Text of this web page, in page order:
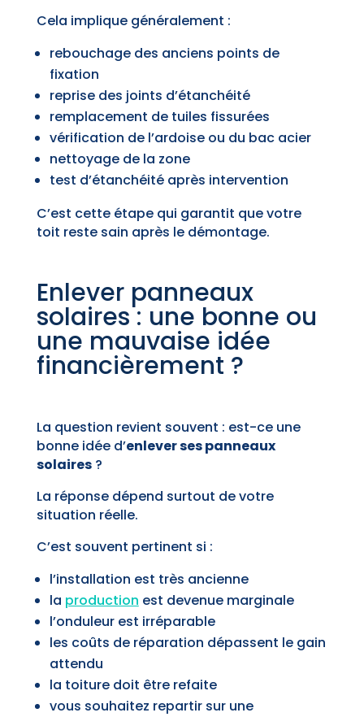
Cela implique généralement :
rebouchage des anciens points de
fixation
reprise des joints d’étanchéité
remplacement de tuiles fissurées
vérification de l’ardoise ou du bac acier
nettoyage de la zone
test d’étanchéité après intervention
C’est cette étape qui garantit que votre
toit reste sain après le démontage.
Enlever panneaux
solaires : une bonne ou
une mauvaise idée
financièrement ?
La question revient souvent : est-ce une
bonne idée d’enlever ses panneaux
solaires?
La réponse dépend surtout de votre
situation réelle.
C’est souvent pertinent si :
l’installation est très ancienne
la production est devenue marginale
l’onduleur est irréparable
les coûts de réparation dépassent le gain
attendu
la toiture doit être refaite
vous souhaitez repartir sur une